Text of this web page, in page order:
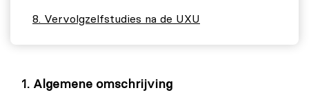
Vervolgzelfstudies na de UXU
Algemene omschrijving